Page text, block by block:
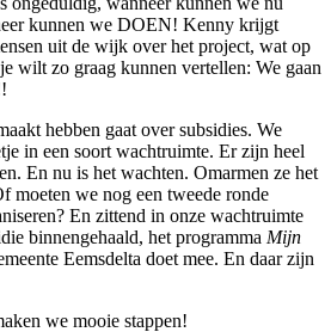
kunnen we DOEN! Kenny krijgt
uit de wijk over het project, wat op
wilt zo graag kunnen vertellen: We gaan
hebben gaat over subsidies. We
in een soort wachtruimte. Er zijn heel
En nu is het wachten. Omarmen ze het
moeten we nog een tweede ronde
En zittend in onze wachtruimte
binnengehaald, het programma Mijn
Eemsdelta doet mee. En daar zijn
we mooie stappen!